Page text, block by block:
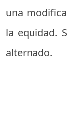
una
la equidad.
alternado.